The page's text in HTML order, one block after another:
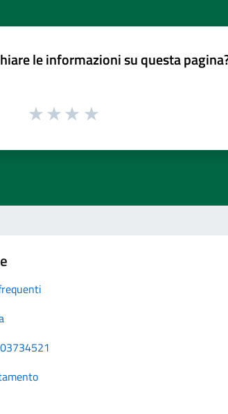
le informazioni su questa